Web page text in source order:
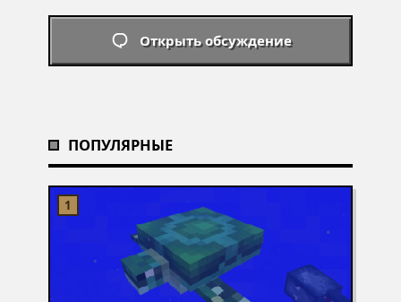
Открыть обсуждение
ПОПУЛЯРНЫЕ